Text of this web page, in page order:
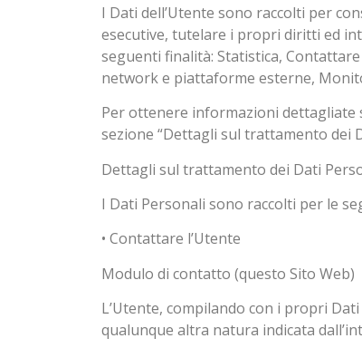
I Dati dell’Utente sono raccolti per
esecutive, tutelare i propri diritti ed
seguenti finalità: Statistica,
network e piattaforme esterne,
Per ottenere informazioni dettagliate
sezione “Dettagli sul trattamento dei
Dettagli sul trattamento dei Dati
I Dati Personali sono raccolti per le
• Contattare l’Utente
Modulo di contatto (questo Sito Web)
L’Utente, compilando con i propri
qualunque altra natura indicata